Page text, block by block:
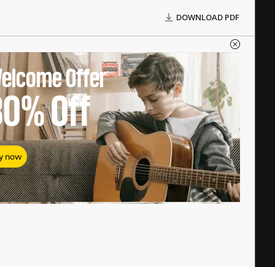
DOWNLOAD PDF
Offer
Off
now